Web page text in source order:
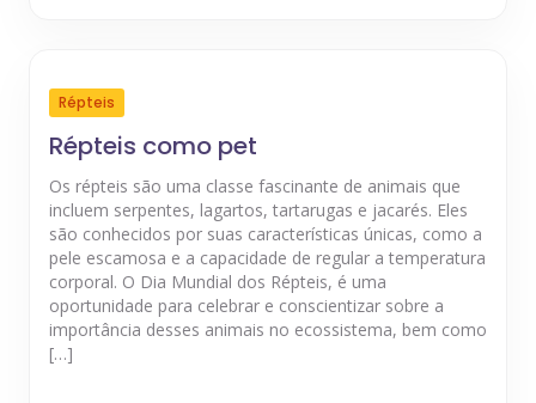
Répteis
Répteis como pet
Os répteis são uma classe fascinante de animais que
incluem serpentes, lagartos, tartarugas e jacarés. Eles
são conhecidos por suas características únicas, como a
pele escamosa e a capacidade de regular a temperatura
corporal. O Dia Mundial dos Répteis, é uma
oportunidade para celebrar e conscientizar sobre a
importância desses animais no ecossistema, bem como
[…]